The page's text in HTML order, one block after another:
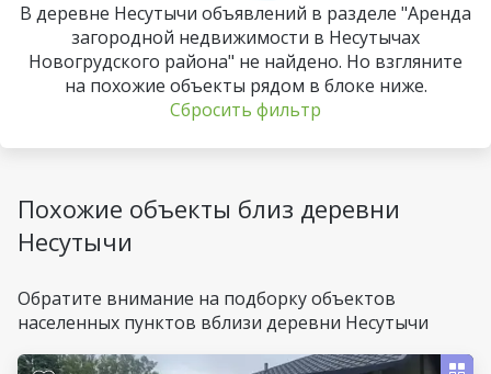
В деревне Несутычи объявлений в разделе "Аренда
загородной недвижимости в Несутычах
Новогрудского района" не найдено. Но взгляните
на похожие объекты рядом в блоке ниже.
Сбросить фильтр
Похожие объекты близ деревни
Несутычи
Обратите внимание на подборку объектов
населенных пунктов вблизи деревни Несутычи